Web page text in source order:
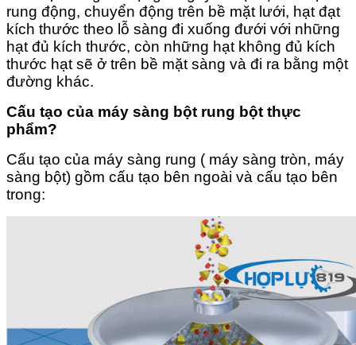
rung động, chuyển động trên bề mặt lưới, hạt đạt
kích thước theo lỗ sàng đi xuống đưới với những
hạt đủ kích thước, còn những hạt không đủ kích
thước hạt sẽ ở trên bề mặt sàng và đi ra bằng một
đường khác.
Cấu tạo của máy sàng bột rung bột thực
phẩm?
Cấu tạo của máy sàng rung ( máy sàng tròn, máy
sàng bột) gồm cấu tạo bên ngoài và cấu tạo bên
trong: